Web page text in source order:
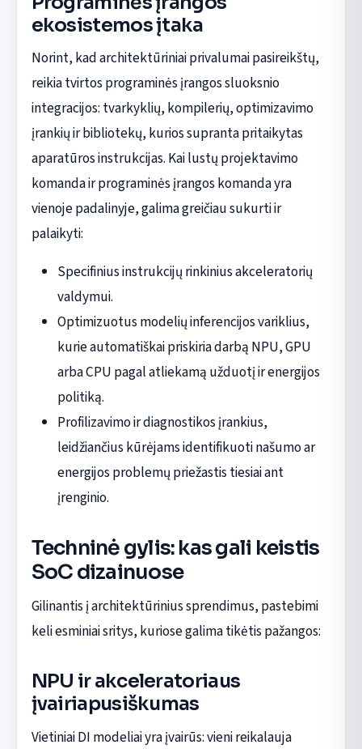
ekosistemos įtaka
Norint, kad architektūriniai privalumai pasireikštų,
reikia tvirtos programinės įrangos sluoksnio
integracijos: tvarkyklių, kompilerių, optimizavimo
įrankių ir bibliotekų, kurios supranta pritaikytas
aparatūros instrukcijas. Kai lustų projektavimo
komanda ir programinės įrangos komanda yra
vienoje padalinyje, galima greičiau sukurti ir
palaikyti:
Specifinius instrukcijų rinkinius akceleratorių
valdymui.
Optimizuotus modelių inferencijos variklius,
kurie automatiškai priskiria darbą NPU, GPU
arba CPU pagal atliekamą užduotį ir energijos
politiką.
Profilizavimo ir diagnostikos įrankius,
leidžiančius kūrėjams identifikuoti našumo ar
energijos problemų priežastis tiesiai ant
įrenginio.
Techninė gylis: kas gali keistis
SoC dizainuose
Gilinantis į architektūrinius sprendimus, pastebimi
keli esminiai sritys, kuriose galima tikėtis pažangos:
NPU ir akceleratoriaus
įvairiapusiškumas
Vietiniai DI modeliai yra įvairūs: vieni reikalauja